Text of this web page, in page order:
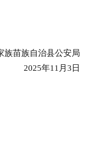
苗族自治县公安局
2025年11月3日